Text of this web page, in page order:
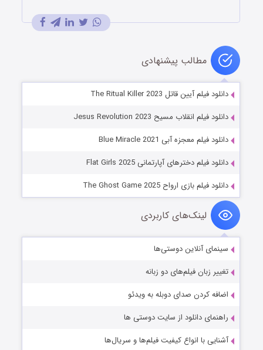
مطالب پیشنهادی
دانلود فیلم آیین قاتل The Ritual Killer 2023
دانلود فیلم انقلاب مسیح Jesus Revolution 2023
دانلود فیلم معجزه آبی Blue Miracle 2021
دانلود فیلم دخترهای آپارتمانی Flat Girls 2025
دانلود فیلم بازی ارواح The Ghost Game 2025
لینک‌های کاربردی
سینمای آنلاین دوستی‌ها
تغییر زبان فیلم‌های دو زبانه
اضافه کردن صدای دوبله به ویدئو
راهنمای دانلود از سایت دوستی ها
آشنایی با انواع کیفیت فیلم‌ها و سریال‌ها